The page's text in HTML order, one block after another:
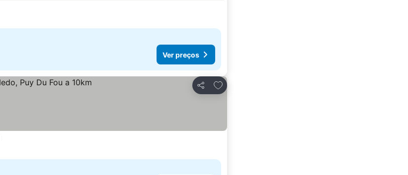
Ver preços
Partilhar
Adicionar aos favoritos